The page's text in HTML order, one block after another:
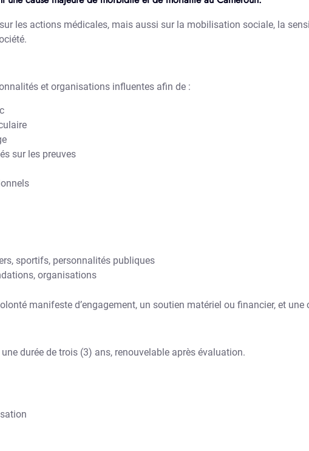
les actions médicales, mais aussi sur la mobilisation sociale, la
et organisations influentes afin de :
sur les preuves
sportifs, personnalités publiques
organisations
manifeste d’engagement, un soutien matériel ou financier, et une
durée de trois (3) ans, renouvelable après évaluation.